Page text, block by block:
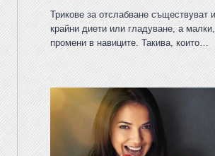
Трикове за отслабване съществуват
крайни диети или гладуване, а малки,
промени в навиците. Такива, които…